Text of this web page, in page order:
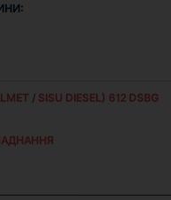
/ SISU DIESEL) 612 DSBG